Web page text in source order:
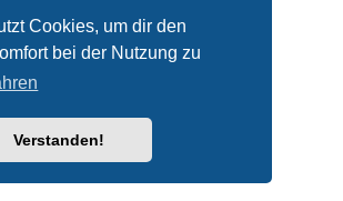
Cookies, um dir den
bei der Nutzung zu
Verstanden!